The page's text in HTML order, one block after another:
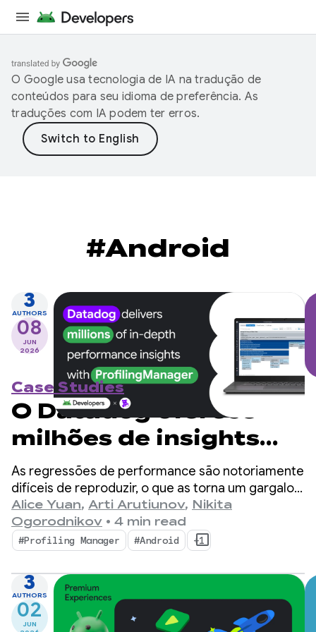
O Google usa tecnologia de IA na tradução de
conteúdos para seu idioma de preferência. As
traduções com IA podem ter erros.
#Android
3
AUTHORS
08
JUN
2026
Case Studies
O Datadog oferece
milhões de insights
detalhados de
performance com o
ProfilingManager
As regressões de performance são notoriamente
difíceis de reproduzir, o que as torna um gargalo
enorme para desenvolvedores de dispositivos
móveis.
Alice Yuan, Arti Arutiunov, Nikita
Ogorodnikov • 4 min read
#Profiling Manager #Android +1
3
AUTHORS
02
JUN